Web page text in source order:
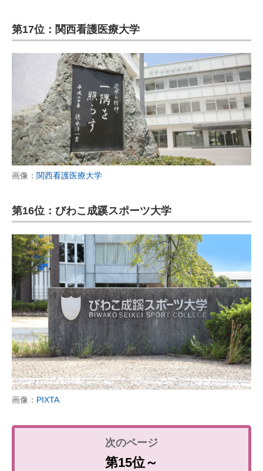
第17位：関西看護医療大学
画像： 関西看護医療大学
第16位：びわこ成蹊スポーツ大学
画像： PIXTA
第15位～